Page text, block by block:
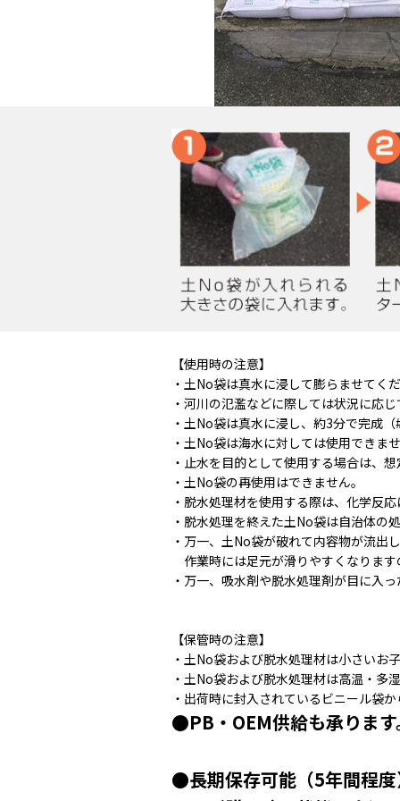
【使用時の注意】
・土No袋は真水に浸して膨らませてく
・河川の氾濫などに際しては状況に応
・土No袋は真水に浸し、約3分で完成
・土No袋は海水に対しては使用できま
・止水を目的として使用する場合は、
・土No袋の再使用はできません。
・脱水処理材を使用する際は、化学反
・脱水処理を終えた土No袋は自治体の
・万一、土No袋が破れて内容物が流出
作業時には足元が滑りやすくなりま
・万一、吸水剤や脱水処理剤が目に入
【保管時の注意】
・土No袋および脱水処理材は小さいお
・土No袋および脱水処理材は高温・多
・出荷時に封入されているビニール袋
●PB・OEM供給も承ります
●長期保存可能（5年間程